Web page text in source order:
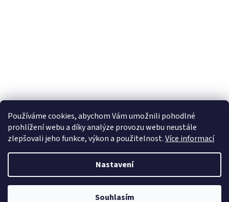
Používáme cookies, abychom Vám umožnili pohodlné
prohlížení webu a díky analýze provozu webu neustále
zlepšovali jeho funkce, výkon a použitelnost.Více informací
Nastavení
Souhlasím